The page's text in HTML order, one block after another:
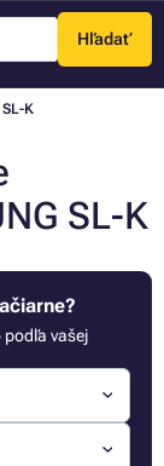
Hľadať
Menu
SL-K
SL-K
podľa vašej